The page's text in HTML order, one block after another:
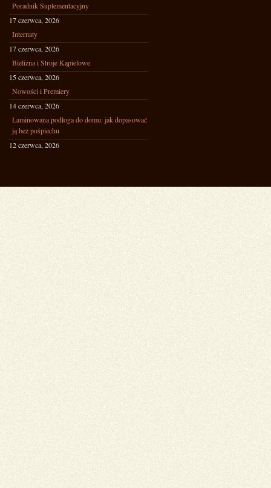
Poradnik Suplementacyjny
17 czerwca, 2026
Internaty
17 czerwca, 2026
Bielizna i Stroje Kąpielowe
15 czerwca, 2026
Nowości i Premiery
14 czerwca, 2026
Laminowana podłoga do domu: jak dopasować
ją bez pośpiechu
12 czerwca, 2026